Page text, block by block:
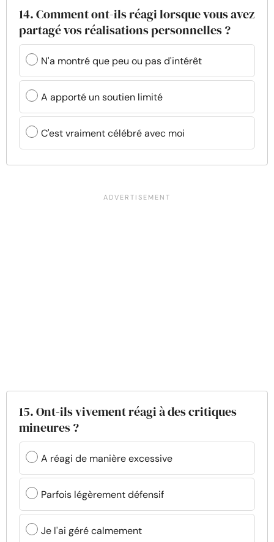
14. Comment ont-ils réagi lorsque vous avez
partagé vos réalisations personnelles ?
N'a montré que peu ou pas d'intérêt
A apporté un soutien limité
C'est vraiment célébré avec moi
15. Ont-ils vivement réagi à des critiques
mineures ?
A réagi de manière excessive
Parfois légèrement défensif
Je l'ai géré calmement